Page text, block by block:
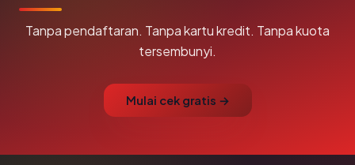
Tanpa pendaftaran. Tanpa kartu kredit. Tanpa kuota
tersembunyi.
Mulai cek gratis →